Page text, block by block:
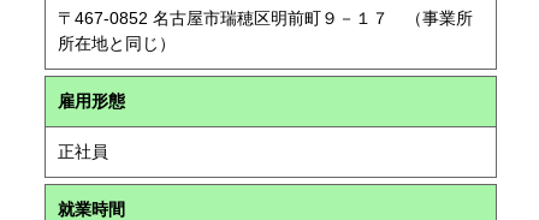
〒467-0852 名古屋市瑞穂区明前町９－１７ （事業所
所在地と同じ）
雇用形態
正社員
就業時間